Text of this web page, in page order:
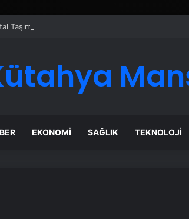
Yazılımı
EKONOMI SAĞLIK TEKNOLOJI